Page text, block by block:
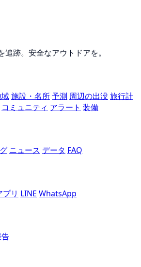
跡。安全なアウトドアを。
施設・名所予測 周辺の出没旅行計
コミュニティ アラート 装備
ニュース データ FAQ
リ LINE WhatsApp